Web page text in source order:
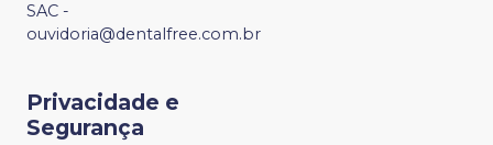
SAC -
ouvidoria@dentalfree.com.br
Privacidade e
Segurança